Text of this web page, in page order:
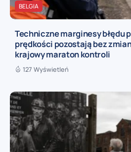
BELGIA
Techniczne marginesy błędu
prędkości pozostają bez
krajowy maraton kontroli
127 Wyświetleń